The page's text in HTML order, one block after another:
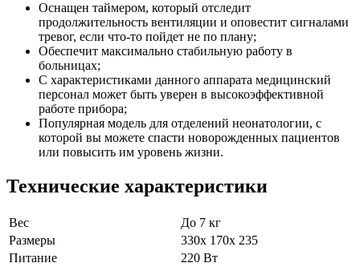
Оснащен таймером, который отследит
продолжительность вентиляции и оповестит сигналами
тревог, если что-то пойдет не по плану;
Обеспечит максимально стабильную работу в
больницах;
С характеристиками данного аппарата медицинский
персонал может быть уверен в высокоэффективной
работе прибора;
Популярная модель для отделений неонатологии, с
которой вы можете спасти новорожденных пациентов
или повысить им уровень жизни.
Технические характеристики
Вес
До 7 кг
Размеры
330х 170х 235
Питание
220 Вт